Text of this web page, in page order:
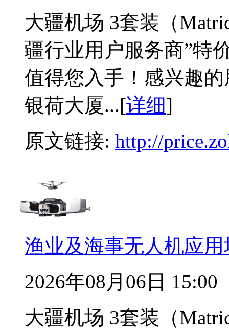
大疆机场 3套装（
疆行业用户服务商”特
值得您入手！感兴趣
银荷大厦...[详细]
原文链接: http://
渔业及海事无人机应
2026年08月06日 15:00
大疆机场 3套装（